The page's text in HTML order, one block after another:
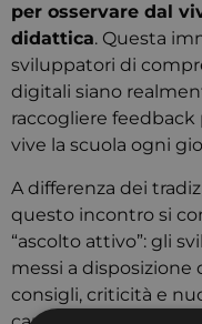
per osservare dal
didattica. Questa
sviluppatori di
digitali siano
raccogliere
vive la scuola ogni
A differenza dei
questo incontro si
“ascolto attivo”: gli
messi a
consigli, criticità e